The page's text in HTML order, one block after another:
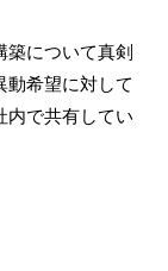
築について真剣
動希望に対して
内で共有してい